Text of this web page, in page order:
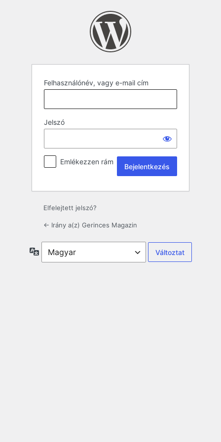
Felhasználónév, vagy e-mail cím
Jelszó
Emlékezzen rám
Elfelejtett jelszó?
← Irány a(z) Gerinces Magazin
Nyelv